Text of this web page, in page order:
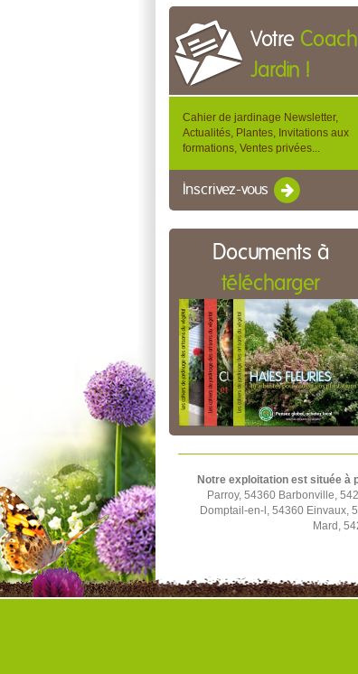
Votre Coach
Jardin !
Cahier de jardinage Newsletter,
Actualités, Plantes, Invitations aux
formations, Ventes privées...
Inscrivez-vous
Documents à
télécharger
Notre exploitation est située à
Parroy, 54360 Barbonville,
Domptail-en-l, 54360 Einvaux,
Mard,